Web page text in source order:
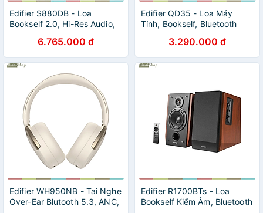
Edifier S880DB - Loa
Bookself 2.0, Hi-Res Audio,
5.0/AUX/Coaxial/Optical,
Công Suất 88W, Điều Khiển
Từ Xa - Hàng chính hãng
6.765.000 đ
Edifier QD35 - Loa Máy
Tính, Bookself, Bluetooth
Audio Wireless, Hiệu Ứng
Ánh Sáng, Công Suất 40W -
Hàng chính hãng
3.290.000 đ
Edifier WH950NB - Tai Nghe
Over-Ear Blutooth 5.3, ANC,
Edifier R1700BTs - Loa
Bookself Kiểm Âm, Bluetooth